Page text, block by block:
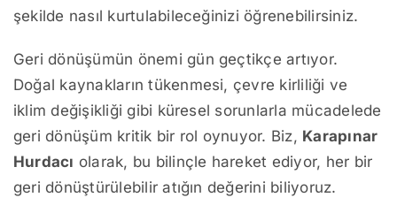
şekilde nasıl kurtulabileceğinizi öğrenebilirsiniz.
Geri dönüşümün önemi gün geçtikçe artıyor.
Doğal kaynakların tükenmesi, çevre kirliliği ve
iklim değişikliği gibi küresel sorunlarla mücadelede
geri dönüşüm kritik bir rol oynuyor. Biz, Karapınar
Hurdacı olarak, bu bilinçle hareket ediyor, her bir
geri dönüştürülebilir atığın değerini biliyoruz.